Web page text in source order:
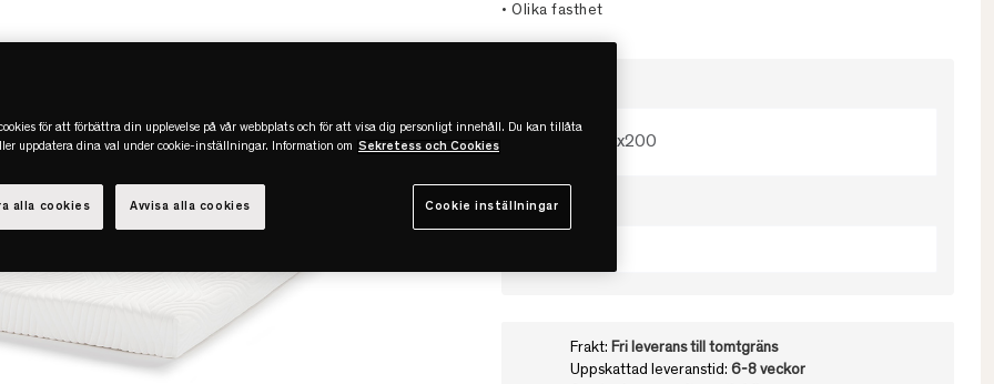
• Olika fasthet
105x200
Välj fasthet
Frakt: Fri leverans till tomtgräns
Uppskattad leveranstid: 6-8 veckor
för att förbättra din upplevelse på vår webbplats och för att visa dig personligt innehåll. Du kan tillåta
uppdatera dina val under cookie-inställningar. Information om Sekretess och Cookies
Cookie inställningar
Avvisa alla cookies
alla cookies